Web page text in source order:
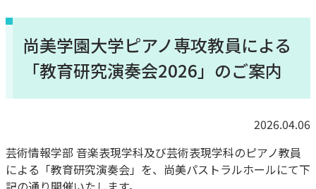
尚美学園大学ピアノ専攻教員による
「教育研究演奏会2026」のご案内
2026.04.06
芸術情報学部 音楽表現学科及び芸術表現学科のピアノ教員
による「教育研究演奏会」を、尚美パストラルホールにて下